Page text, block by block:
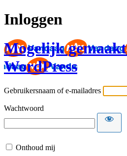
Inloggen
Mogelijk
WordPress
Gebruikersnaam of e-mailadres
Wachtwoord
Onthoud mij